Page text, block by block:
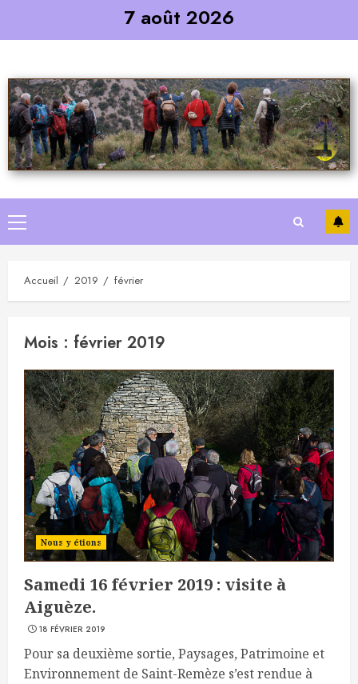
7 août 2026
Primary
Menu
Accueil 2019 février
Mois : février 2019
Nous y étions
Samedi 16 février 2019 : visite à
Aiguèze.
18 FÉVRIER 2019
Pour sa deuxième sortie, Paysages, Patrimoine et
Environnement de Saint-Remèze s’est rendue à